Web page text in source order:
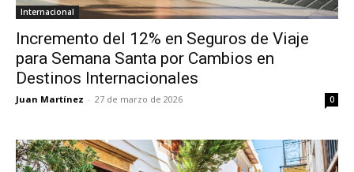
Internacional
Incremento del 12% en Seguros de Viaje
para Semana Santa por Cambios en
Destinos Internacionales
Juan Martínez - 27 de marzo de 2026 0